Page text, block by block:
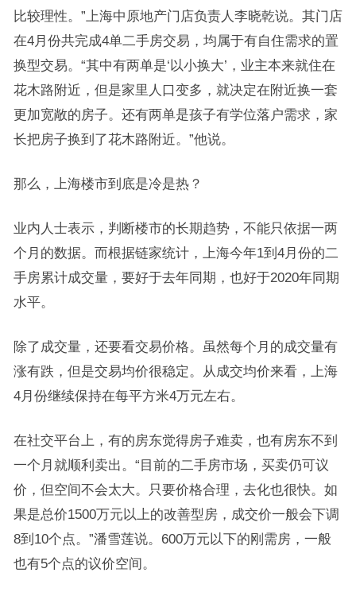
比较理性。”上海中原地产门店负责人李晓乾说。其门店
在4月份共完成4单二手房交易，均属于有自住需求的置
换型交易。“其中有两单是‘以小换大’，业主本来就住在
花木路附近，但是家里人口变多，就决定在附近换一套
更加宽敞的房子。还有两单是孩子有学位落户需求，家
长把房子换到了花木路附近。”他说。
那么，上海楼市到底是冷是热？
业内人士表示，判断楼市的长期趋势，不能只依据一两
个月的数据。而根据链家统计，上海今年1到4月份的二
手房累计成交量，要好于去年同期，也好于2020年同期
水平。
除了成交量，还要看交易价格。虽然每个月的成交量有
涨有跌，但是交易均价很稳定。从成交均价来看，上海
4月份继续保持在每平方米4万元左右。
在社交平台上，有的房东觉得房子难卖，也有房东不到
一个月就顺利卖出。“目前的二手房市场，买卖仍可议
价，但空间不会太大。只要价格合理，去化也很快。如
果是总价1500万元以上的改善型房，成交价一般会下调
8到10个点。”潘雪莲说。600万元以下的刚需房，一般
也有5个点的议价空间。